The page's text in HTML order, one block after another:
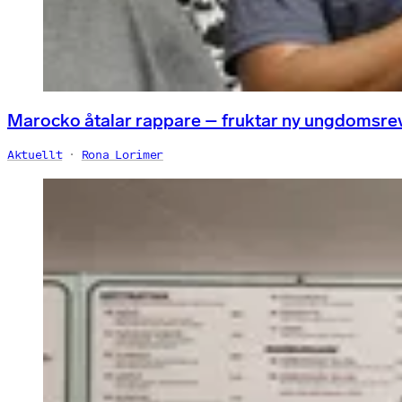
Marocko åtalar rappare – fruktar ny
Aktuellt Rona Lorimer